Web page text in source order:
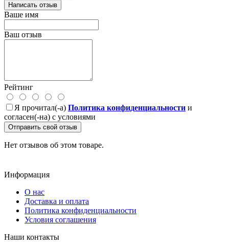
Написать отзыв
Ваше имя
Ваш отзыв
Рейтинг
Я прочитал(-а) Политика конфиденциальности и
согласен(-на) с условиями
Отправить свой отзыв
Нет отзывов об этом товаре.
Информация
О нас
Доставка и оплата
Политика конфиденциальности
Условия соглашения
Наши контакты